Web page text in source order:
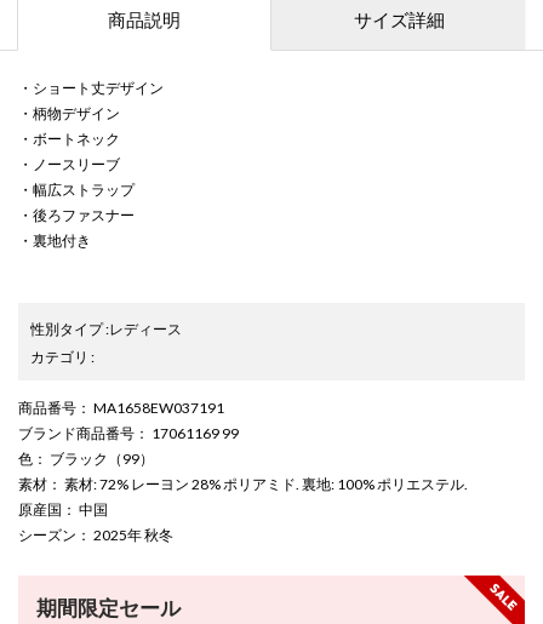
商品説明 サイズ詳細
・ショート丈デザイン
・柄物デザイン
・ボートネック
・ノースリーブ
・幅広ストラップ
・後ろファスナー
・裏地付き
性別タイプ:レディース
カテゴリ :
商品番号 ： MA1658EW037191
ブランド商品番号 ： 17061169 99
色 ： ブラック（99）
素材 ： 素材: 72% レーヨン 28% ポリアミド. 裏地: 100% ポリエステル.
原産国 ： 中国
シーズン ： 2025年 秋冬
期間限定セール